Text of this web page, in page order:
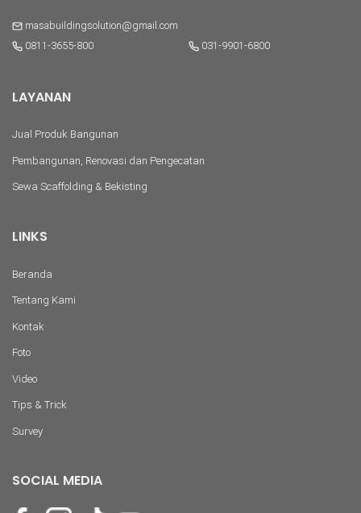
masabuildingsolution@gmail.com
0811-3655-800
031-9901-6800
LAYANAN
Jual Produk Bangunan
Pembangunan, Renovasi dan Pengecatan
Sewa Scaffolding & Bekisting
LINKS
Beranda
Tentang Kami
Kontak
Foto
Video
Tips & Trick
Survey
SOCIAL MEDIA